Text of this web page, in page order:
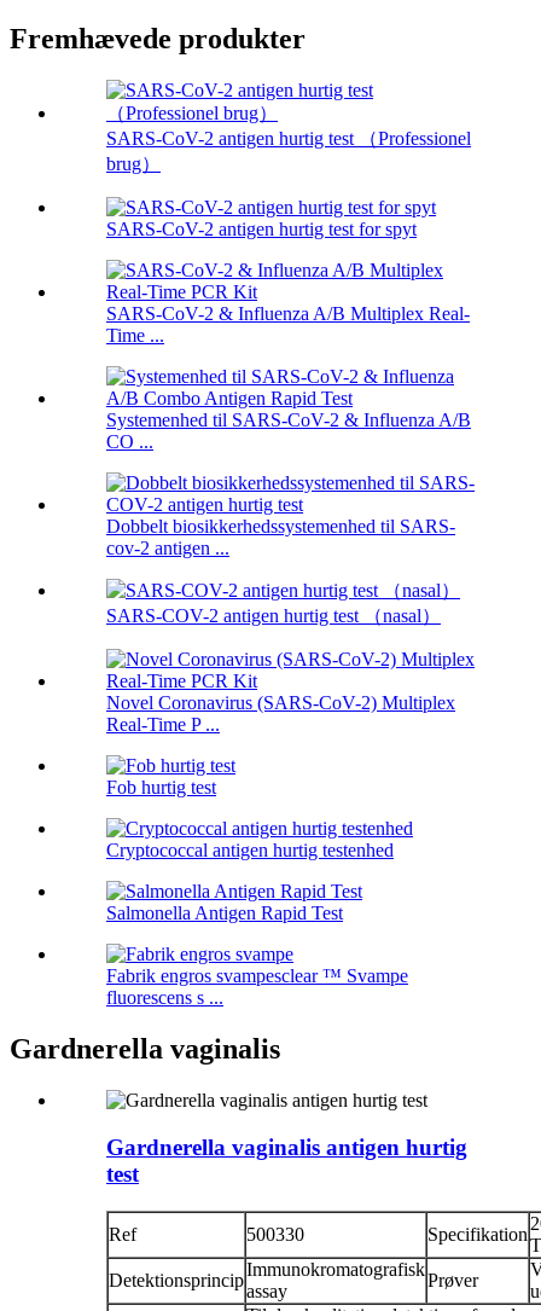
Fremhævede produkter
SARS-CoV-2 antigen hurtig test （Professionel
brug）
SARS-CoV-2 antigen hurtig test for spyt
SARS-CoV-2 & Influenza A/B Multiplex Real-
Time ...
Systemenhed til SARS-CoV-2 & Influenza A/B
CO ...
Dobbelt biosikkerhedssystemenhed til SARS-
cov-2 antigen ...
SARS-COV-2 antigen hurtig test （nasal）
Novel Coronavirus (SARS-CoV-2) Multiplex
Real-Time P ...
Fob hurtig test
Cryptococcal antigen hurtig testenhed
Salmonella Antigen Rapid Test
Fabrik engros svampesclear ™ Svampe
fluorescens s ...
Gardnerella vaginalis
Gardnerella vaginalis antigen hurtig
test
Ref 500330 Specifikation
Detektionsprincip
Immunokromatografisk
assay
Prøver